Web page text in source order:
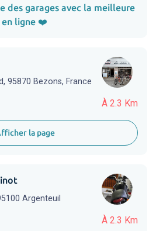
des garages avec la meilleure
ligne ❤️
À 2.3 Km
95870 Bezons, France
la page
À 2.3 Km
Argenteuil